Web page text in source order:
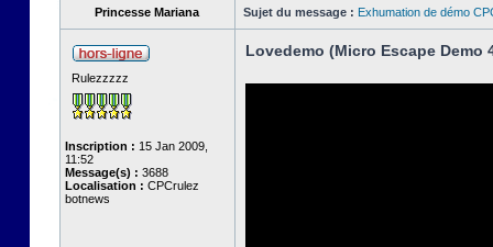
Princesse Mariana Sujet du message : Exhumation de démo
Rulezzzzz
Inscription : 15 Jan 2009,
11:52
Message(s) : 3688
Localisation : CPCrulez
botnews
Lovedemo (Micro Escape Demo